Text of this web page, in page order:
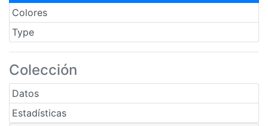
Colores
Type
Colección
Datos
Estadísticas